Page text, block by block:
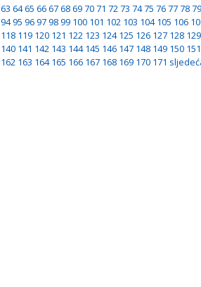
63 64 65 66 67 68 69 70 71 72 73 74 75 76 77 78 79
94 95 96 97 98 99 100 101 102 103 104 105 106
118 119 120 121 122 123 124 125 126 127 128 129
140 141 142 143 144 145 146 147 148 149 150 151
162 163 164 165 166 167 168 169 170 171